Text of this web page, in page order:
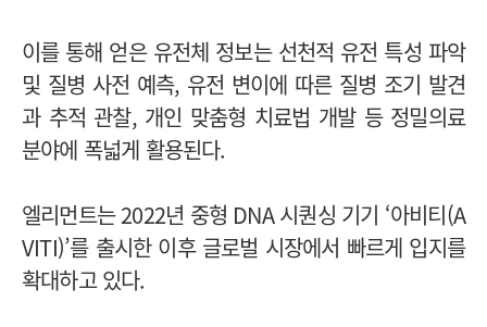
이를 통해 얻은 유전체 정보는 선천적 유전 특성 파악
및 질병 사전 예측, 유전 변이에 따른 질병 조기 발견
과 추적 관찰, 개인 맞춤형 치료법 개발 등 정밀의료
분야에 폭넓게 활용된다.
엘리먼트는 2022년 중형 DNA 시퀀싱 기기 ‘아비티(A
VITI)’를 출시한 이후 글로벌 시장에서 빠르게 입지를
확대하고 있다.